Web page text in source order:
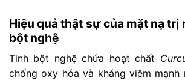
Hiệu quả thật sự của mặt nạ trị
bột nghệ
Tinh bột nghệ chứa hoạt chất
chống oxy hóa và kháng viêm mạnh